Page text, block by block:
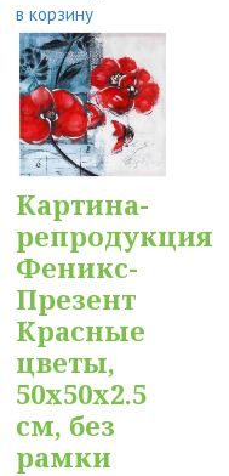
УБ.
в корзину
Картина-
репродукция
Феникс-
Презент
Красные
цветы,
50x50x2.5
см, без
рамки